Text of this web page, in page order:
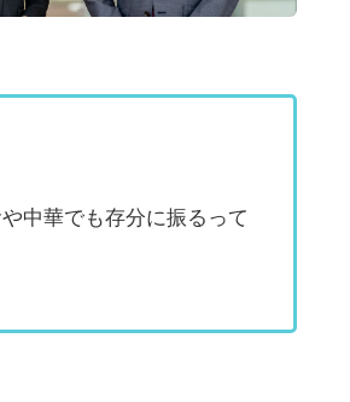
中華でも存分に振るって